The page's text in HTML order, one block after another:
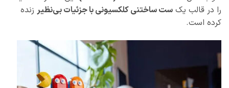
را در قالب یکست ساختنی کلکسیونی با جزئیات بی‌نظیرزنده
کرده است.